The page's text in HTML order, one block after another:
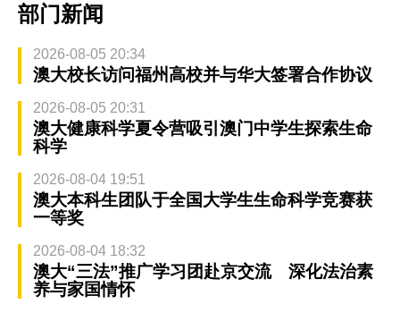
部门新闻
2026-08-05 20:34
澳大校长访问福州高校并与华大签署合作协议
2026-08-05 20:31
澳大健康科学夏令营吸引澳门中学生探索生命
科学
2026-08-04 19:51
澳大本科生团队于全国大学生生命科学竞赛获
一等奖
2026-08-04 18:32
澳大“三法”推广学习团赴京交流 深化法治素
养与家国情怀